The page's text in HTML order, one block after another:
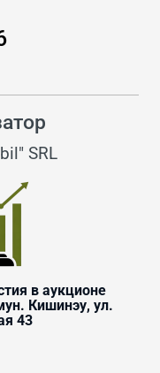
SRL
в аукционе
Кишинэу, ул.
43